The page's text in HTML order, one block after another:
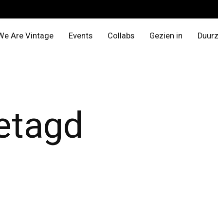
Are Vintage Events Collabs Gezien in